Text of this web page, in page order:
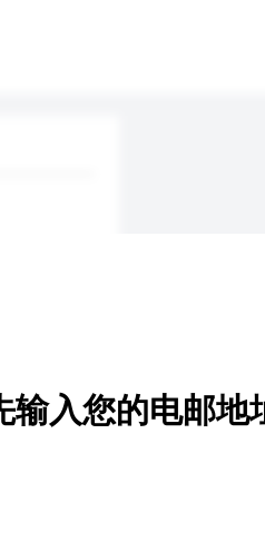
输入您的电邮地